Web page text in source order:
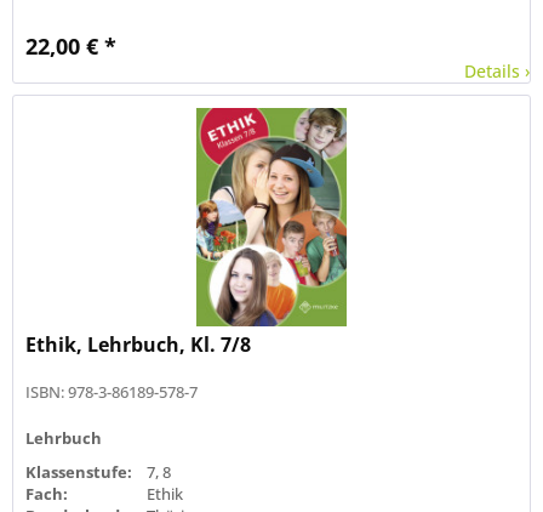
22,00 € *
Details ›
Ethik, Lehrbuch, Kl. 7/8
ISBN: 978-3-86189-578-7
Lehrbuch
Klassenstufe:
7, 8
Fach:
Ethik